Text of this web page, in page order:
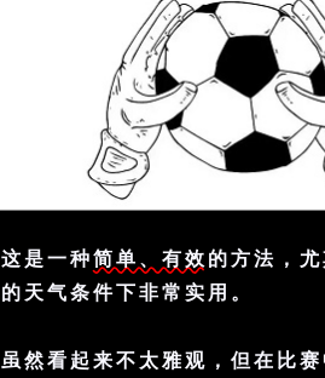
这是一种简单、有效的方法，
的天气条件下非常实用。
虽然看起来不太雅观，但在比